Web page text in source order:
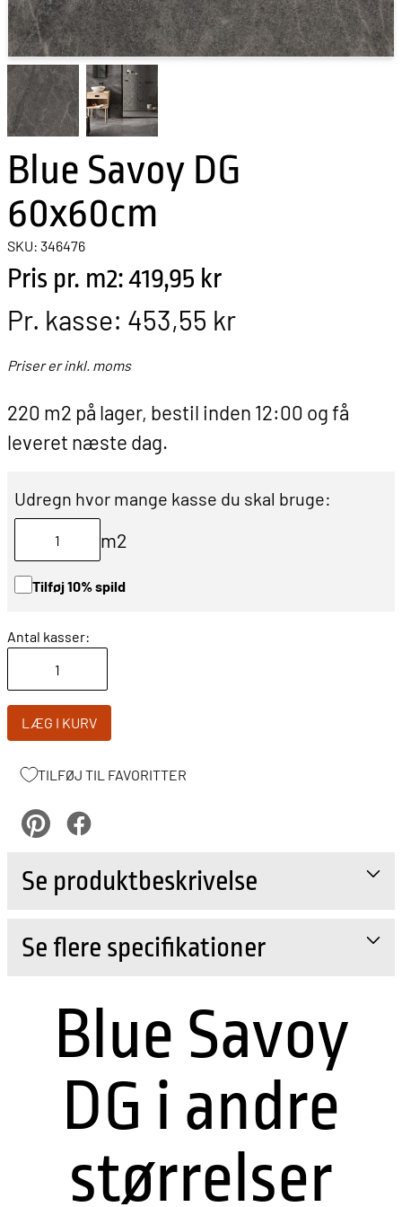
Blue Savoy DG
60x60cm
SKU: 346476
Pris pr. m2: 419,95 kr
Pr. kasse: 453,55 kr
Priser er inkl. moms
220 m2 på lager, bestil inden 12:00 og få
leveret næste dag.
Udregn hvor mange kasse du skal bruge:
m2
Tilføj 10% spild
Antal kasser:
LÆG I KURV
TILFØJ TIL FAVORITTER
pinterestFacebook
Se produktbeskrivelse
Se flere specifikationer
Blue Savoy
DG i andre
størrelser